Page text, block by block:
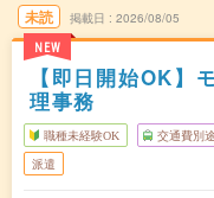
未読
NEW
掲載日 2026/08/05
【即日開始OK】
理事務
職種未経験OK 交通費別
派遣